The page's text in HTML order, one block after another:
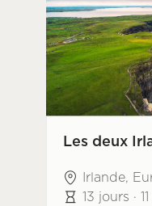
Les deux
Irlande,
13 jours ·